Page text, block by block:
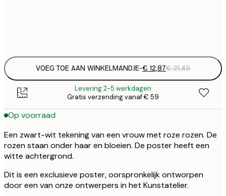
VOEG TOE AAN WINKELMANDJE-€ 12,87€ 21,45
Levering 2-5 werkdagen
Gratis verzending vanaf € 59
Op voorraad
Een zwart-wit tekening van een vrouw met roze rozen. De
rozen staan onder haar en bloeien. De poster heeft een
witte achtergrond.
Dit is een exclusieve poster, oorspronkelijk ontworpen
door een van onze ontwerpers in het Kunstatelier.